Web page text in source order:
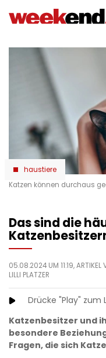
zum
haustiere
Katzen können durchaus
Das sind die
05.08.2024 UM 11:19, ARTIKEL
LILLI PLATZER
Drücke "Play" zum
Katzenbesitzer und
besondere
Fragen, die sich